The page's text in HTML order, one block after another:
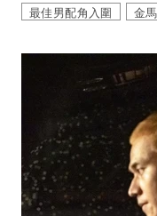
最佳男配角入圍
金